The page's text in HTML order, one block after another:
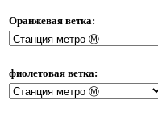
Оранжевая ветка:
фиолетовая ветка: